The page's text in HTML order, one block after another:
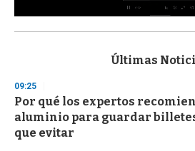
s
d
s
o
f
3
Últimas
09:25
Por qué los expertos
aluminio para guardar
que evitar